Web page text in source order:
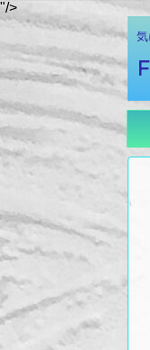
"/>